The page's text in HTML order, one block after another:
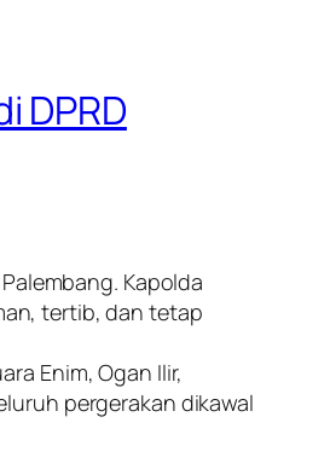
DPRD
Kapolda
tertib, dan tetap
Enim, Ogan Ilir,
pergerakan dikawal